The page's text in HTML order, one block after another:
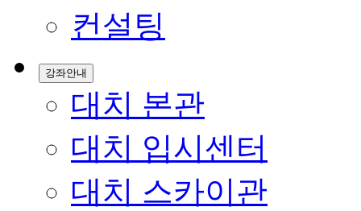
컨설팅
강좌안내
대치 본관
대치 입시센터
대치 스카이관